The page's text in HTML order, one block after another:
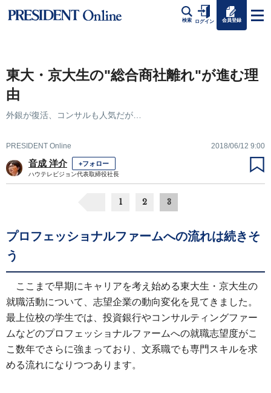
検索 ログイン 会員登録
東大・京大生の"総合商社離れ"が進む理
由
外銀が復活、コンサルも人気だが…
PRESIDENT Online 2018/06/12 9:00
音成 洋介 +フォロー
ハウテレビジョン代表取締役社長
1 2 3
プロフェッショナルファームへの流れは続きそ
う
ここまで早期にキャリアを考え始める東大生・京大生の
就職活動について、志望企業の動向変化を見てきました。
最上位校の学生では、投資銀行やコンサルティングファー
ムなどのプロフェッショナルファームへの就職志望度がこ
こ数年でさらに強まっており、文系職でも専門スキルを求
める流れになりつつあります。